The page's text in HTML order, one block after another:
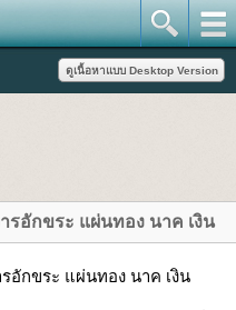
รอักขระ แผ่นทอง นาค เงิน
อักขระ แผ่นทอง นาค เงิน